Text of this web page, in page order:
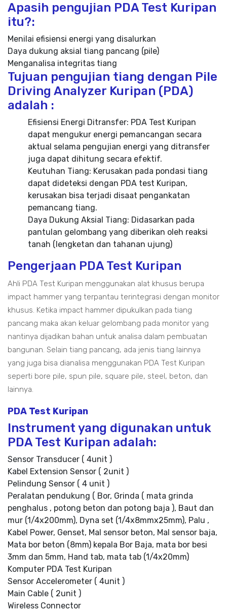
Apasih pengujian PDA Test Kuripan
itu?:
Menilai efisiensi energi yang disalurkan
Daya dukung aksial tiang pancang (pile)
Menganalisa integritas tiang
Tujuan pengujian tiang dengan Pile
Driving Analyzer Kuripan (PDA)
adalah :
Efisiensi Energi Ditransfer: PDA Test Kuripan
dapat mengukur energi pemancangan secara
aktual selama pengujian energi yang ditransfer
juga dapat dihitung secara efektif.
Keutuhan Tiang: Kerusakan pada pondasi tiang
dapat dideteksi dengan PDA test Kuripan,
kerusakan bisa terjadi disaat pengankatan
pemancang tiang.
Daya Dukung Aksial Tiang: Didasarkan pada
pantulan gelombang yang diberikan oleh reaksi
tanah (lengketan dan tahanan ujung)
Pengerjaan PDA Test Kuripan
Ahli PDA Test Kuripan menggunakan alat khusus berupa
impact hammer yang terpantau terintegrasi dengan monitor
khusus. Ketika impact hammer dipukulkan pada tiang
pancang maka akan keluar gelombang pada monitor yang
nantinya dijadikan bahan untuk analisa dalam pembuatan
bangunan. Selain tiang pancang, ada jenis tiang lainnya
yang juga bisa dianalisa menggunakan PDA Test Kuripan
seperti bore pile, spun pile, square pile, steel, beton, dan
lainnya.
PDA Test Kuripan
Instrument yang digunakan untuk
PDA Test Kuripan adalah:
Sensor Transducer ( 4unit )
Kabel Extension Sensor ( 2unit )
Pelindung Sensor ( 4 unit )
Peralatan pendukung ( Bor, Grinda ( mata grinda
penghalus , potong beton dan potong baja ), Baut dan
mur (1/4x200mm), Dyna set (1/4x8mmx25mm), Palu ,
Kabel Power, Genset, Mal sensor beton, Mal sensor baja,
Mata bor beton (8mm) kepala Bor Baja, mata bor besi
3mm dan 5mm, Hand tab, mata tab (1/4x20mm)
Komputer PDA Test Kuripan
Sensor Accelerometer ( 4unit )
Main Cable ( 2unit )
Wireless Connector